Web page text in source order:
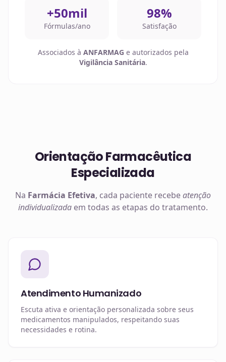
+50mil
Fórmulas/ano
98%
Satisfação
Associados à ANFARMAG e autorizados pela
Vigilância Sanitária.
Orientação Farmacêutica
Especializada
Na Farmácia Efetiva, cada paciente recebeatenção
individualizada em todas as etapas do tratamento.
Atendimento Humanizado
Escuta ativa e orientação personalizada sobre seus
medicamentos manipulados, respeitando suas
necessidades e rotina.